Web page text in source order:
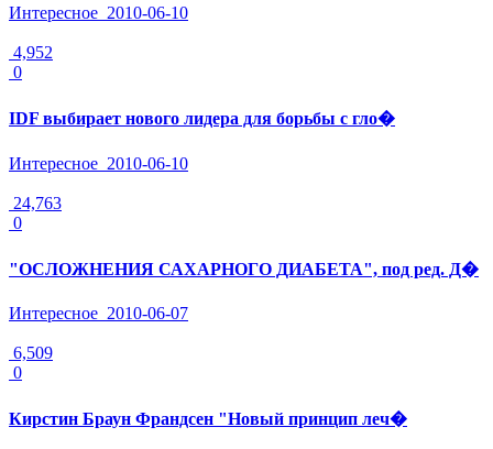
Интересное 2010-06-10
4,952
0
IDF выбирает нового лидера для борьбы с гло�
Интересное 2010-06-10
24,763
0
"ОСЛОЖНЕНИЯ САХАРНОГО ДИАБЕТА", под ред. Д�
Интересное 2010-06-07
6,509
0
Кирстин Браун Франдсен "Новый принцип леч�